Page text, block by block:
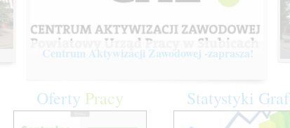
Centrum Aktywizacji Zawodowej -zaprasza!
Oferty Pracy Statystyki